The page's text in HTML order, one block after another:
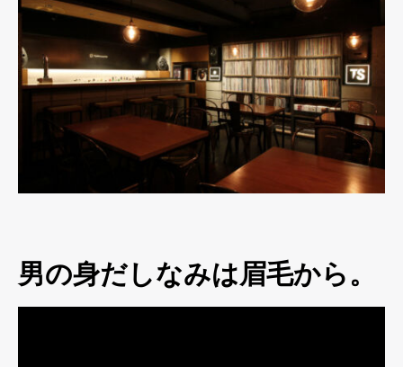
男の身だしなみは眉毛から。